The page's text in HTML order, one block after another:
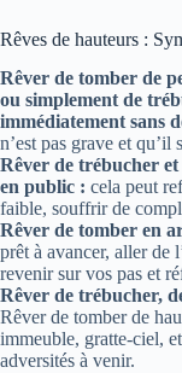
Rêves de hauteurs :
Rêver de tomber de
ou simplement de
immédiatement sans
n’est pas grave et
Rêver de trébucher
en public : cela peut
faible, souffrir de
Rêver de tomber en
prêt à avancer, aller de
revenir sur vos pas et
Rêver de trébucher,
Rêver de tomber de
immeuble, gratte-ciel,
adversités à venir.